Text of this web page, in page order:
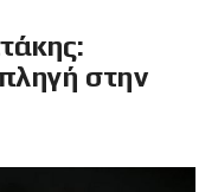
στην